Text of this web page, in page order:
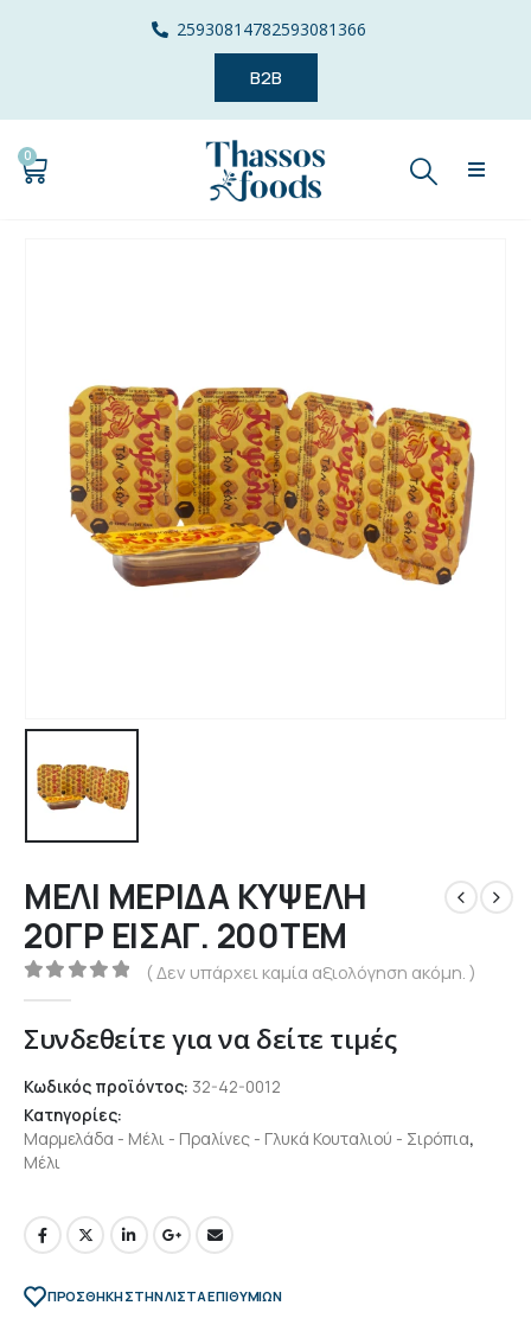
25930814782593081366
B2B
0
ΜΕΛΙ ΜΕΡΙΔΑ ΚΥΨΕΛΗ
20ΓΡ ΕΙΣΑΓ. 200ΤΕΜ
0out of 5
( Δεν υπάρχει καμία αξιολόγηση ακόμη. )
Συνδεθείτε για να δείτε τιμές
Κωδικός προϊόντος: 32-42-0012
Κατηγορίες:
Μαρμελάδα - Μέλι - Πραλίνες - Γλυκά Κουταλιού - Σιρόπια,
Μέλι
ΠΡΌΣΘΉΚΗ ΣΤΗΝ ΛΊΣΤΑ ΕΠΙΘΥΜΙΏΝ